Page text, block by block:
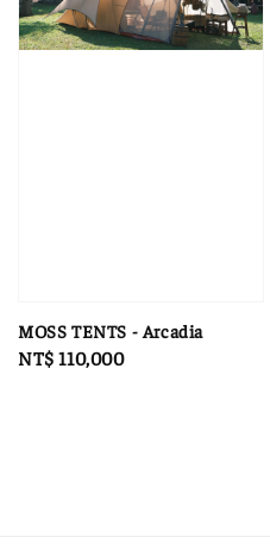
MOSS TENTS - Arcadia
Regular
NT$ 110,000